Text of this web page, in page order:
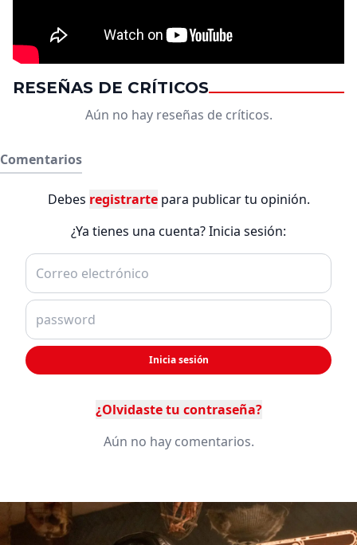
RESEÑAS DE CRÍTICOS
Aún no hay reseñas de críticos.
Comentarios
Debes registrartepara publicar tu opinión.
¿Ya tienes una cuenta? Inicia sesión:
Inicia sesión
¿Olvidaste tu contraseña?
Aún no hay comentarios.